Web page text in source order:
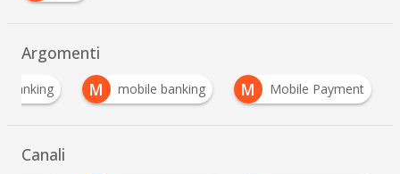
Argomenti
Banking M mobile banking M Mobile Payment
Canali